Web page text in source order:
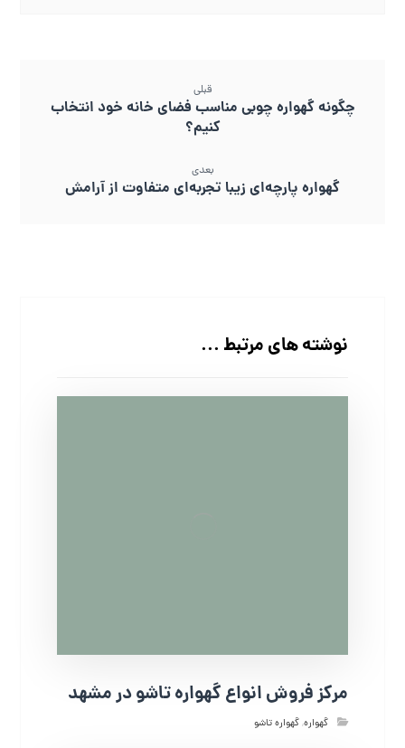
قبلی
چگونه گهواره چوبی مناسب فضای خانه خود انتخاب
کنیم؟
بعدی
گهواره پارچه‌ای زیبا تجربه‌ای متفاوت از آرامش
نوشته های مرتبط ...
مرکز فروش انواع گهواره تاشو در مشهد
گهواره,گهواره تاشو